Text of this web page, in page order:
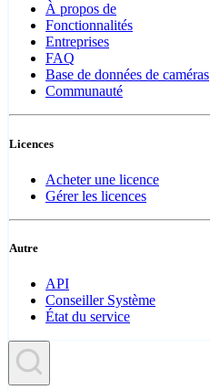
À propos de
Fonctionnalités
Entreprises
FAQ
Base de données de caméras
Communauté
Licences
Acheter une licence
Gérer les licences
Autre
API
Conseiller Système
État du service